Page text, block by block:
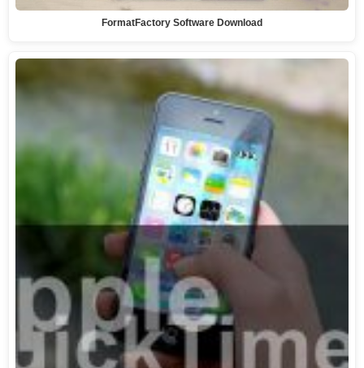
FormatFactory Software Download